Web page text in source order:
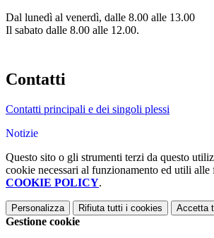
Dal lunedì al venerdì, dalle 8.00 alle 13.00
Il sabato dalle 8.00 alle 12.00.
Contatti
Contatti principali e dei singoli plessi
Notizie
Questo sito o gli strumenti terzi da questo
cookie necessari al funzionamento ed utili
COOKIE POLICY.
Personalizza Rifiuta tutti i cookies Accetta
Gestione cookie